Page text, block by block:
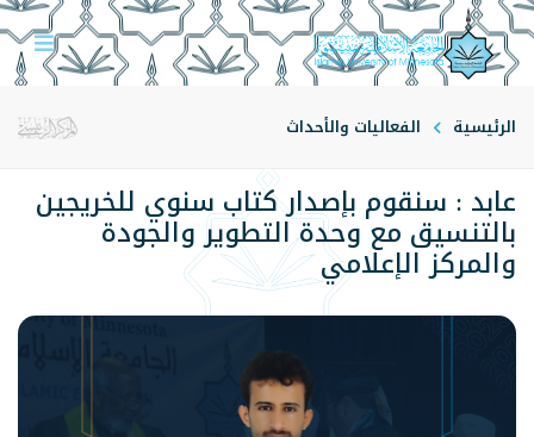
الرئيسية الفعاليات والأحداث
عابد : سنقوم بإصدار كتاب سنوي للخريجين
بالتنسيق مع وحدة التطوير والجودة
والمركز الإعلامي